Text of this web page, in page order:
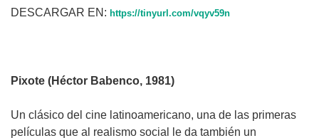
DESCARGAR EN: https://tinyurl.com/vqyv59n
Pixote (Héctor Babenco, 1981)
Un clásico del cine latinoamericano, una de las primeras
películas que al realismo social le da también un